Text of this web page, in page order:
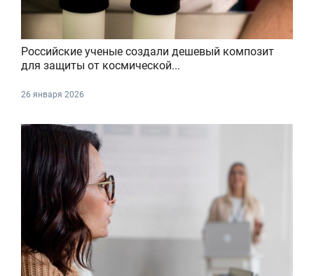
Российские ученые создали дешевый композит
для защиты от космической...
26 января 2026